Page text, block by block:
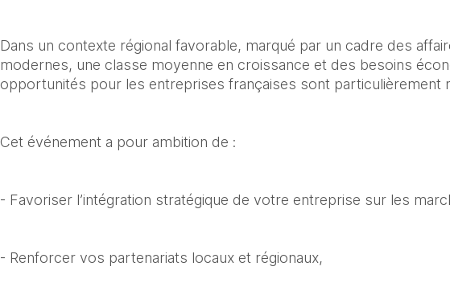
Dans un contexte régional favorable, marqué par un cadre des
modernes, une classe moyenne en croissance et des besoins
opportunités pour les entreprises françaises sont particulièrement
Cet événement a pour ambition de :
- Favoriser l’intégration stratégique de votre entreprise sur les
- Renforcer vos partenariats locaux et régionaux,